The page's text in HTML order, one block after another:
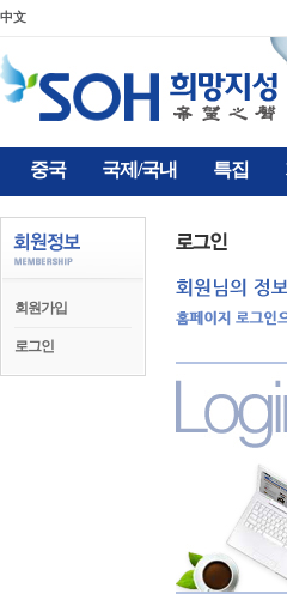
中文
중국 국제/국내 특집
회원가입
로그인